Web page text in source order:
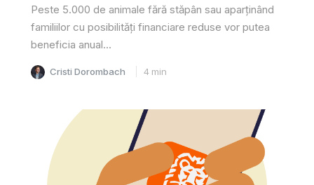
Peste 5.000 de animale fără stăpân sau aparținând
familiilor cu posibilități financiare reduse vor putea
beneficia anual...
Cristi Dorombach 4 min